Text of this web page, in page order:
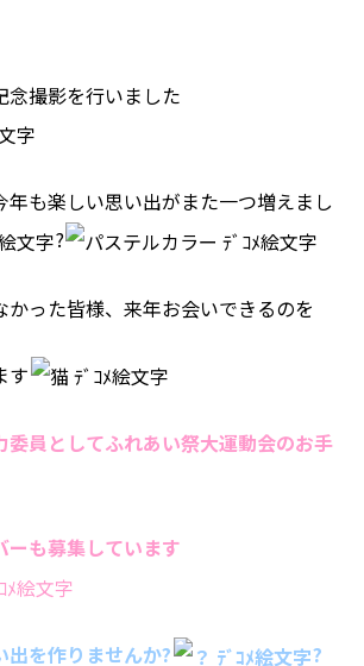
念撮影を行いました
年も楽しい思い出がまた一つ増えまし
?
かった皆様、来年お会いできるのを
す
委員としてふれあい祭大運動会のお手
ーも募集しています
出を作りませんか? ?